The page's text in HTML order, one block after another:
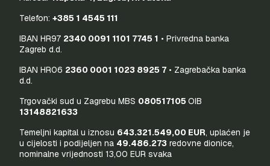
Telefon: +385 1 4545 111
IBAN HR97 2340 0091 1101 7745 1 • Privredna banka
Zagreb d.d.
IBAN HR06 2360 0001 1023 8925 7 • Zagrebačka banka
d.d.
Trgovački sud u Zagrebu MBS 080517105OIB
13148821633
Temeljni kapital u iznosu 643.321.549,00 EUR, uplaćen je
u cijelosti i podijeljen na 49.486.273 redovne dionice,
nominalne vrijednosti 13,00 EUR svaka